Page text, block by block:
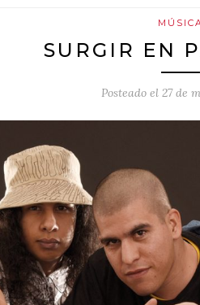
SURGIR EN
Posteado el 27 de